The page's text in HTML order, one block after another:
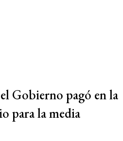
Gobierno pagó en la
para la media